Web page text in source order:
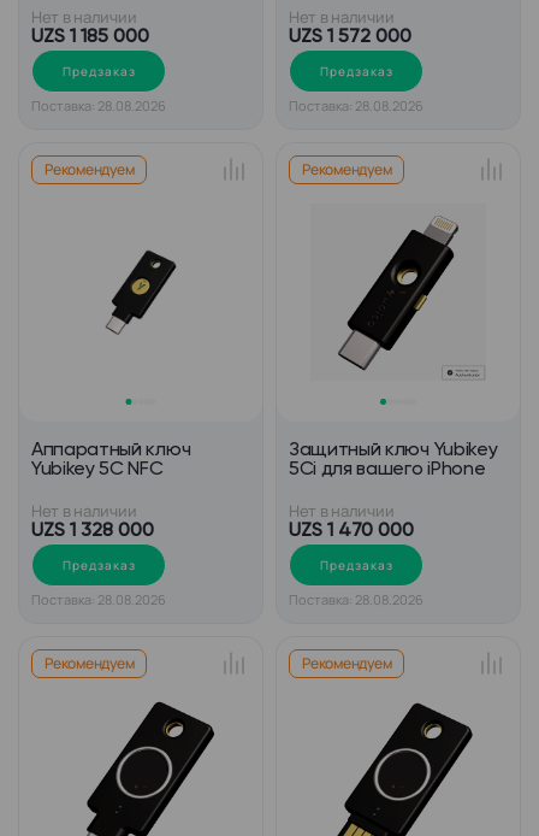
Нет в наличии
UZS 1 185 000
Предзаказ
Поставка: 28.08.2026
Нет в наличии
UZS 1 572 000
Предзаказ
Поставка: 28.08.2026
Рекомендуем
Аппаратный ключ
Yubikey 5C NFC
Нет в наличии
UZS 1 328 000
Предзаказ
Поставка: 28.08.2026
Рекомендуем
Защитный ключ Yubikey
5Ci для вашего iPhone
Нет в наличии
UZS 1 470 000
Предзаказ
Поставка: 28.08.2026
Рекомендуем Рекомендуем